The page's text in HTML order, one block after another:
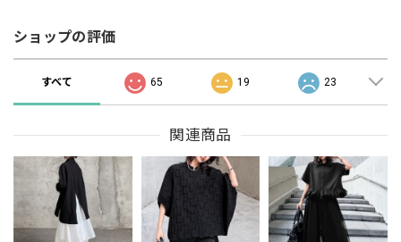
ショップの評価
すべて 65 19 23
関連商品